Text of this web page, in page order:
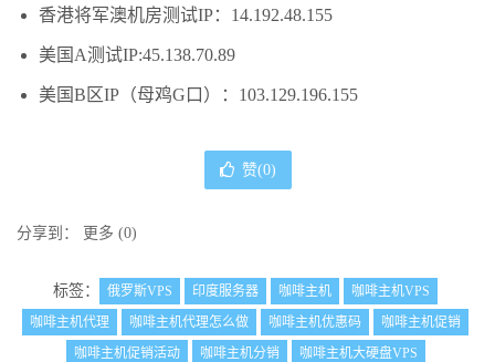
香港将军澳机房测试IP：14.192.48.155
美国A测试IP:45.138.70.89
美国B区IP（母鸡G口）：103.129.196.155
赞(0)
分享到： 更多 (0)
标签： 俄罗斯VPS 印度服务器 咖啡主机
咖啡主机VPS
咖啡主机代理
咖啡主机代理怎么做 咖啡主机优惠码
咖啡主机促销
咖啡主机促销活动
咖啡主机分销
咖啡主机大硬盘VPS